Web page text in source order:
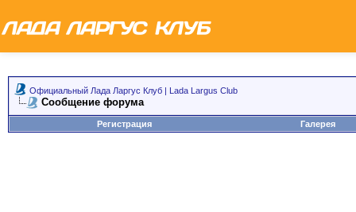
Официальный Лада Ларгус Клуб | Lada Largus Club
Сообщение форума
Регистрация Галерея